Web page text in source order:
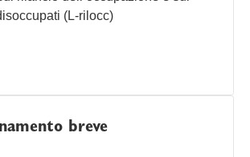
(L-rilocc)
breve